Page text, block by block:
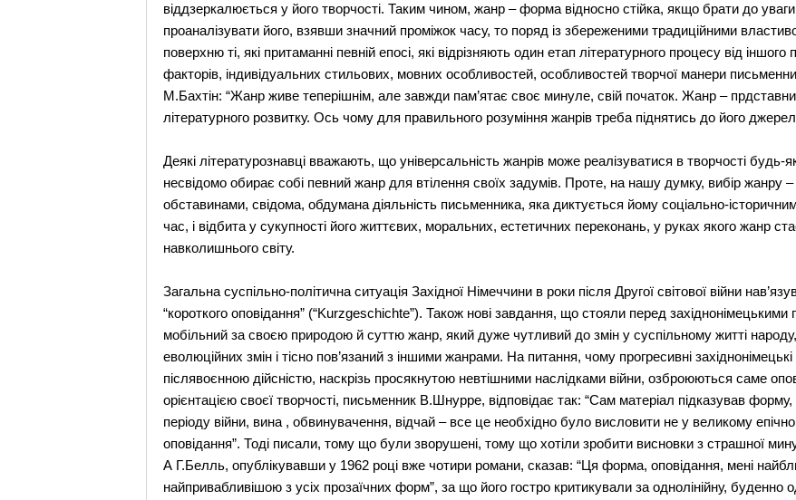
віддзеркалюється у його творчості. Таким чином, жанр – форма відносно стійка, якщо брати до
проаналізувати його, взявши значний проміжок часу, то поряд із збереженими традиційними
поверхню ті, які притаманні певній епосі, які відрізняють один етап літературного процесу від
факторів, індивідуальних стильових, мовних особливостей, особливостей творчої манери
М.Бахтін: “Жанр живе теперішнім, але завжди пам’ятає своє минуле, свій початок. Жанр – прдставник
літературного розвитку. Ось чому для правильного розуміння жанрів треба піднятись до його
Деякі літературознавці вважають, що універсальність жанрів може реалізуватися в творчості будь-
несвідомо обирає собі певний жанр для втілення своїх задумів. Проте, на нашу думку, вибір жанру
обставинами, свідома, обдумана діяльність письменника, яка диктується йому соціально-
час, і відбита у сукупності його життєвих, моральних, естетичних переконань, у руках якого жанр
навколишнього світу.
Загальна суспільно-політична ситуація Західної Німеччини в роки після Другої світової війни
“короткого оповідання” (“Kurzgeschichte”). Також нові завдання, що стояли перед
мобільний за своєю природою й суттю жанр, який дуже чутливий до змін у суспільному житті
еволюційних змін і тісно пов’язаний з іншими жанрами. На питання, чому прогресивні
післявоєнною дійсністю, наскрізь просякнутою невтішними наслідками війни, озброюються саме
орієнтацією своєї творчості, письменник В.Шнурре, відповідає так: “Сам матеріал підказував
періоду війни, вина , обвинувачення, відчай – все це необхідно було висловити не у великому
оповідання”. Тоді писали, тому що були зворушені, тому що хотіли зробити висновки з страшної
А Г.Белль, опублікувавши у 1962 році вже чотири романи, сказав: “Ця форма, оповідання, мені
найпривабливішою з усіх прозаїчних форм”, за що його гостро критикували за однолінійну, буденно